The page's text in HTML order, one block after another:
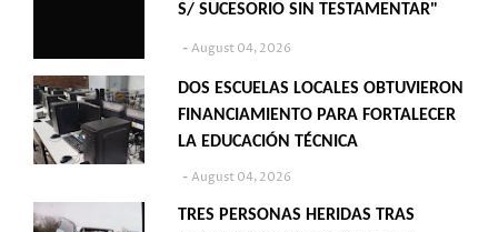
S/ SUCESORIO SIN TESTAMENTAR"
August 04, 2026
DOS ESCUELAS LOCALES OBTUVIERON
FINANCIAMIENTO PARA FORTALECER
LA EDUCACIÓN TÉCNICA
August 04, 2026
TRES PERSONAS HERIDAS TRAS